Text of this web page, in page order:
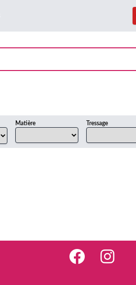
Matière Tressage